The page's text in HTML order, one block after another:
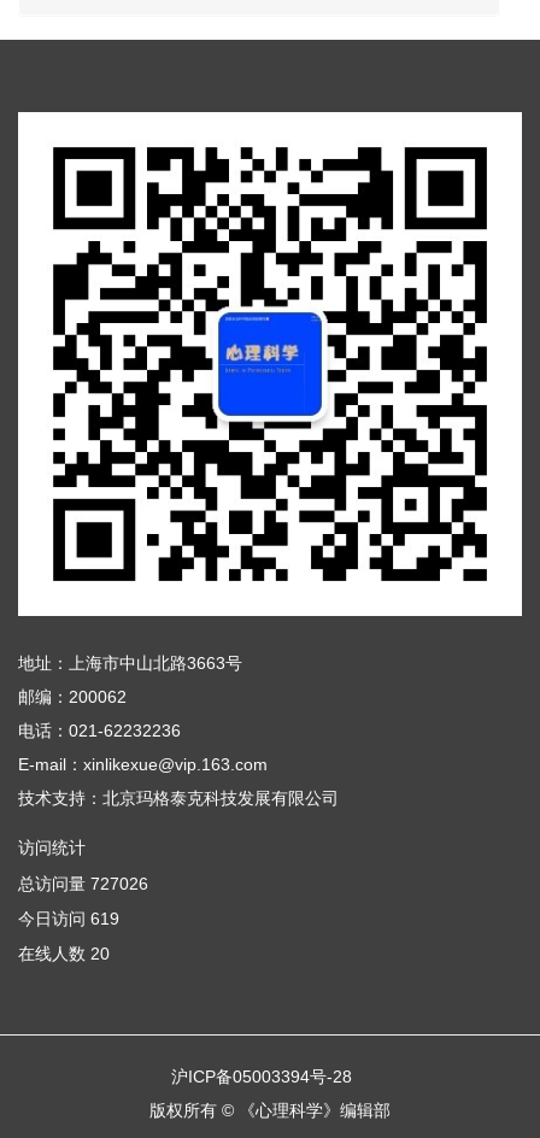
地址：上海市中山北路3663号
邮编：200062
电话：021-62232236
E-mail：xinlikexue@vip.163.com
技术支持： 北京玛格泰克科技发展有限公司
访问统计
总访问量 727026
今日访问 619
在线人数 20
沪ICP备05003394号-28
版权所有 © 《心理科学》编辑部